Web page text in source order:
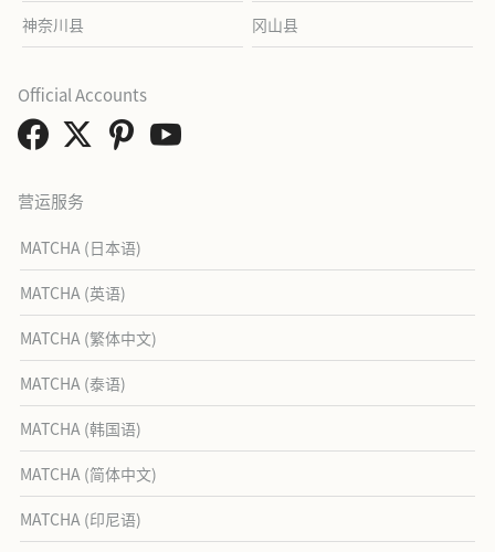
神奈川县 冈山县
营运服务
MATCHA (日本语)
MATCHA (英语)
MATCHA (繁体中文)
MATCHA (泰语)
MATCHA (韩国语)
MATCHA (简体中文)
MATCHA (印尼语)
Official Accounts